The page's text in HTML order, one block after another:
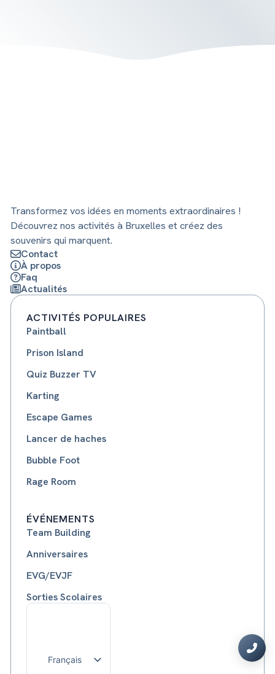
Transformez vos idées en moments extraordinaires !
Découvrez nos activités à Bruxelles et créez des
souvenirs qui marquent.
Contact
À propos
Faq
Actualités
ACTIVITÉS POPULAIRES
Paintball
Prison Island
Quiz Buzzer TV
Karting
Escape Games
Lancer de haches
Bubble Foot
Rage Room
ÉVÉNEMENTS
Team Building
Anniversaires
EVG/EVJF
Sorties Scolaires
Français